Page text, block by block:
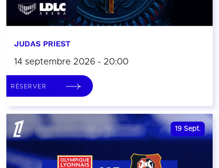
JUDAS PRIEST
14 septembre 2026 - 20:00
RÉSERVER
19 Sept.